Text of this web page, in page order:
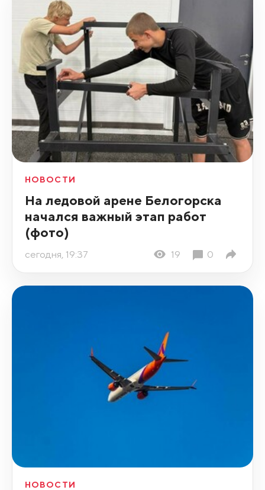
НОВОСТИ
На ледовой арене Белогорска
начался важный этап работ
(фото)
сегодня, 19:37 19 0
НОВОСТИ